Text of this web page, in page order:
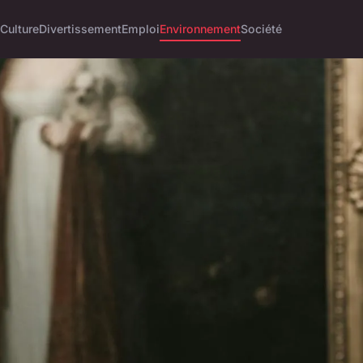
CultureDivertissementEmploiEnvironnementSociété